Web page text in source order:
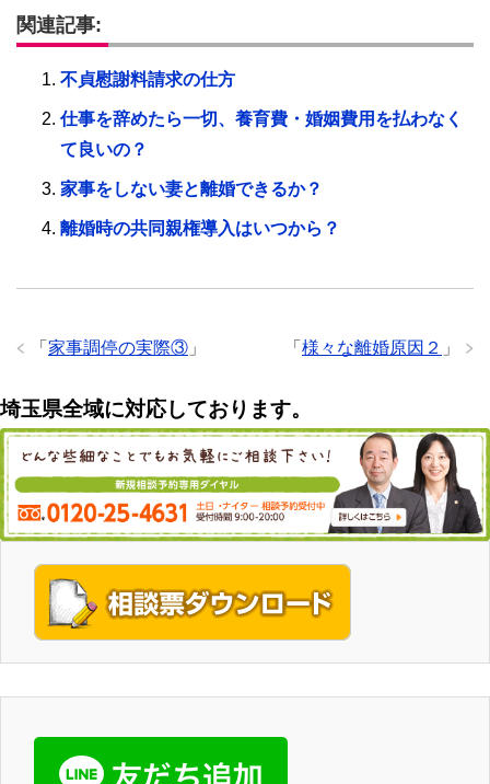
関連記事:
不貞慰謝料請求の仕方
仕事を辞めたら一切、養育費・婚姻費用を払わなく
て良いの？
家事をしない妻と離婚できるか？
離婚時の共同親権導入はいつから？
「 様々な離婚原因２ 」
「 家事調停の実際③ 」
埼玉県全域に対応しております。